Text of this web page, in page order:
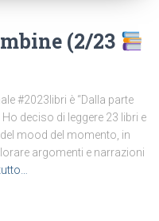
(2/23
#2023libri è “Dalla parte
deciso di leggere 23 libri e
mood del momento, in
argomenti e narrazioni